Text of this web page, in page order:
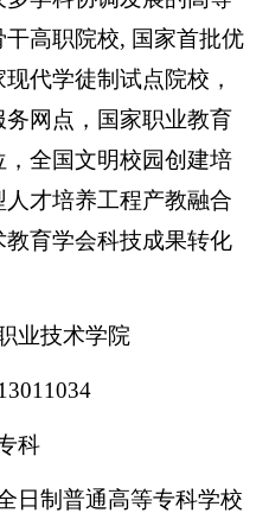
高职院校, 国家首批优
代学徒制试点院校，
网点，国家职业教育
全国文明校园创建培
才培养工程产教融合
育学会科技成果转化
业技术学院
科
日制普通高等专科学校